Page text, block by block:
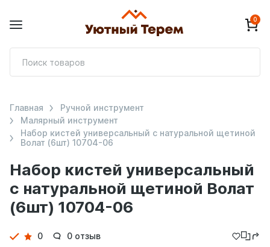
0
Набор кистей универсальный
с натуральной щетиной Волат
(6шт) 10704-06
Главная
Ручной инструмент
Малярный инструмент
Набор кистей универсальный с натуральной щетиной
Волат (6шт) 10704-06
Детали
0 0 отзыв